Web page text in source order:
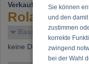
Sie können
und den
zustimmen
korrekte
zwingend
bei der Wahl
Verkaufe (28.05.2004):
Roland
Basar-Details
keine Details verfügbar